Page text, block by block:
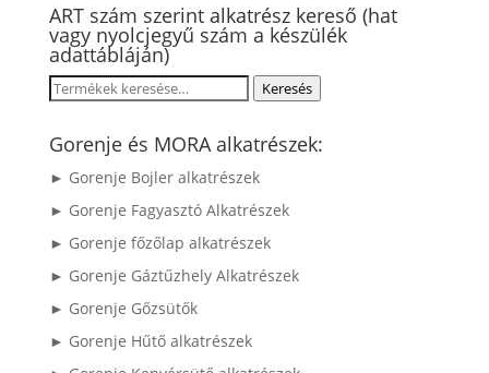
ART szám szerint alkatrész kereső (hat
vagy nyolcjegyű szám a készülék
adattábláján)
Keresés
következőre:
Keresés
Gorenje és MORA alkatrészek:
► Gorenje Bojler alkatrészek
► Gorenje Fagyasztó Alkatrészek
► Gorenje főzőlap alkatrészek
► Gorenje Gáztűzhely Alkatrészek
► Gorenje Gőzsütők
► Gorenje Hűtő alkatrészek